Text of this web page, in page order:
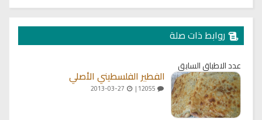
روابط ذات صلة
عدد الاطباق السابق
الفطير الفلسطيني الأصلي